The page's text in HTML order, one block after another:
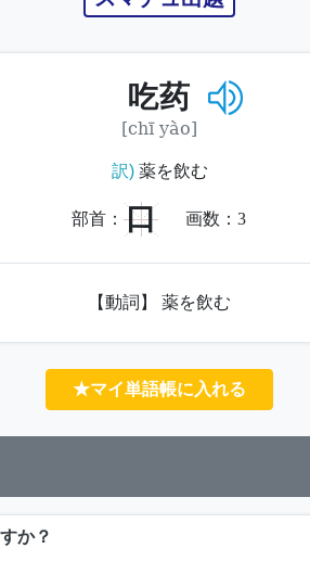
吃药
[chī yào]
訳)薬を飲む
部首： 口 画数： 3
【動詞】 薬を飲む
★マイ単語帳に入れる
か？